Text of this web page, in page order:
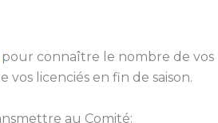
pour connaître le nombre de vos
licenciés en fin de saison.
au Comité: